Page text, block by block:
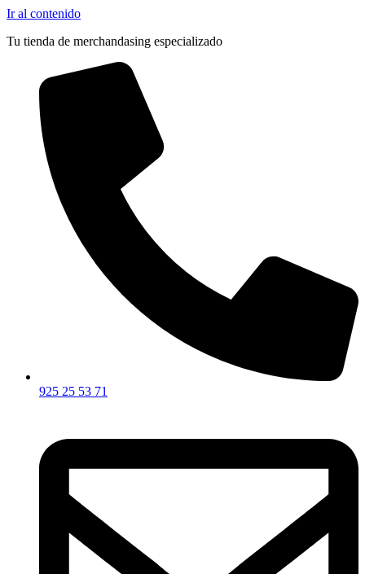
Ir al contenido
Tu tienda de merchandasing especializado
925 25 53 71